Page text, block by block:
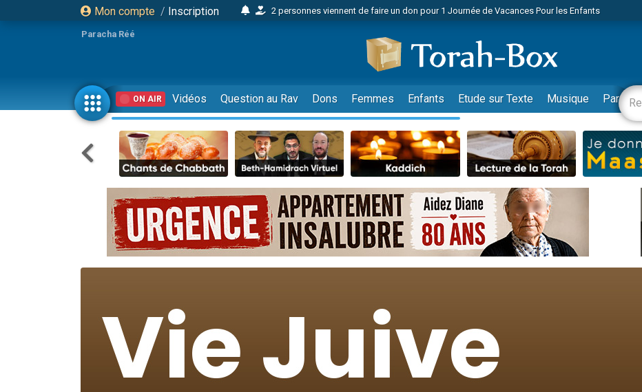
Mon compte / Inscription
17 personnes viennent de demander une bénédiction
Il reste 49 places pour étudier en groupe sur Zoom
23 personnes viennent de faire un don pour Diane, 80 ans, dans un appartement insalubre
Eva vient de donner son Maasser
4 personnes viennent de nous rejoindre sur WhatsApp
3 personnes viennent de nous rejoindre sur WhatsApp
3 personnes viennent de faire un don pour 5 jours de vacances aux Orphelins
Odaya vient de donner son Maasser
13 personnes viennent de demander une bénédiction
2 personnes viennent de nous rejoindre sur WhatsApp
30 personnes viennent de faire un don pour Sauvez la jambe de Yohan
12 nouvelles musiques dans Torah-Box Music
2 personnes viennent de nous rejoindre sur WhatsApp
2 nouvelles musiques dans Torah-Box Music
3 personnes viennent de nous rejoindre sur WhatsApp
Paracha Réé
ON AIR Vidéos Question au Rav Dons Femmes Enfants Etude sur Texte Musique Paracha